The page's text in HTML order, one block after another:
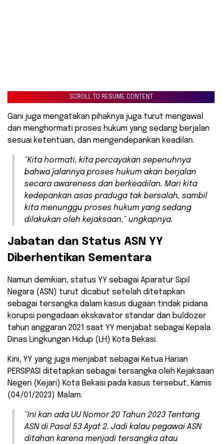
SCROLL TO RESUME CONTENT
Gani juga mengatakan pihaknya juga turut mengawal
dan menghormati proses hukum yang sedang berjalan
sesuai ketentuan, dan mengendepankan keadilan.
“Kita hormati, kita percayakan sepenuhnya
bahwa jalannya proses hukum akan berjalan
secara awareness dan berkeadilan. Mari kita
kedepankan asas praduga tak bersalah, sambil
kita menunggu proses hukum yang sedang
dilakukan oleh kejaksaan,” ungkapnya.
Jabatan dan Status ASN YY
Diberhentikan Sementara
Namun demikian, status YY sebagai Aparatur Sipil
Negara (ASN) turut dicabut setelah ditetapkan
sebagai tersangka dalam kasus dugaan tindak pidana
korupsi pengadaan ekskavator standar dan buldozer
tahun anggaran 2021 saat YY menjabat sebagai Kepala
Dinas Lingkungan Hidup (LH) Kota Bekasi.
Kini, YY yang juga menjabat sebagai Ketua Harian
PERSIPASI ditetapkan sebagai tersangka oleh Kejaksaan
Negeri (Kejari) Kota Bekasi pada kasus tersebut, Kamis
(04/01/2023) Malam.
“Ini kan ada UU Nomor 20 Tahun 2023 Tentang
ASN di Pasal 53 Ayat 2. Jadi kalau pegawai ASN
ditahan karena menjadi tersangka atau